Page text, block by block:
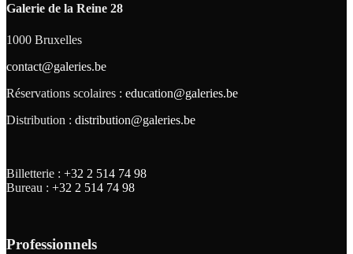
Galerie de la Reine 28
1000 Bruxelles
contact@galeries.be
Réservations scolaires : education@galeries.be
Distribution : distribution@galeries.be
Billetterie : +32 2 514 74 98
Bureau : +32 2 514 74 98
Professionnels